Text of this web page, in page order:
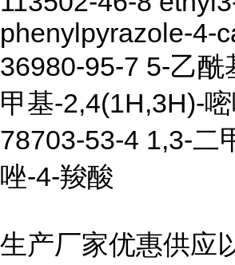
phenylpyrazole-4-
36980-95-7 5-乙酰
甲基-2,4(1H,3H)-
78703-53-4 1,3-二
唑-4-羧酸
生产厂家优惠供应